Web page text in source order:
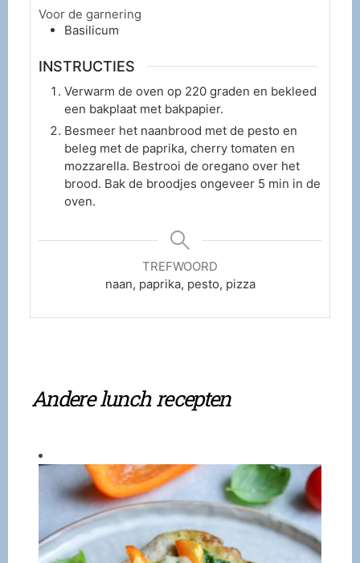
Voor de garnering
Basilicum
INSTRUCTIES
Verwarm de oven op 220 graden en bekleed
een bakplaat met bakpapier.
Besmeer het naanbrood met de pesto en
beleg met de paprika, cherry tomaten en
mozzarella. Bestrooi de oregano over het
brood. Bak de broodjes ongeveer 5 min in de
oven.
TREFWOORD
naan, paprika, pesto, pizza
Andere lunch recepten